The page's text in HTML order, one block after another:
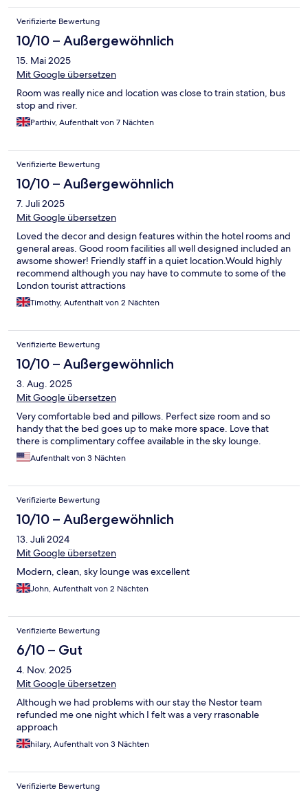
Verifizierte Bewertung
10/10 – Außergewöhnlich
15. Mai 2025
Mit Google übersetzen
Room was really nice and location was close to train station, bus
stop and river.
Parthiv, Aufenthalt von 7 Nächten
Verifizierte Bewertung
10/10 – Außergewöhnlich
7. Juli 2025
Mit Google übersetzen
Loved the decor and design features within the hotel rooms and
general areas. Good room facilities all well designed included an
awsome shower! Friendly staff in a quiet location.Would highly
recommend although you nay have to commute to some of the
London tourist attractions
Timothy, Aufenthalt von 2 Nächten
Verifizierte Bewertung
10/10 – Außergewöhnlich
3. Aug. 2025
Mit Google übersetzen
Very comfortable bed and pillows. Perfect size room and so
handy that the bed goes up to make more space. Love that
there is complimentary coffee available in the sky lounge.
Aufenthalt von 3 Nächten
Verifizierte Bewertung
10/10 – Außergewöhnlich
13. Juli 2024
Mit Google übersetzen
Modern, clean, sky lounge was excellent
John, Aufenthalt von 2 Nächten
Verifizierte Bewertung
6/10 – Gut
4. Nov. 2025
Mit Google übersetzen
Although we had problems with our stay the Nestor team
refunded me one night which I felt was a very rrasonable
approach
hilary, Aufenthalt von 3 Nächten
Verifizierte Bewertung